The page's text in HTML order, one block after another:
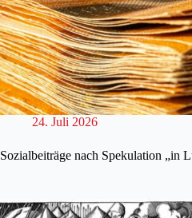
24. Juli 2026
Sozialbeiträge nach Spekulation „in